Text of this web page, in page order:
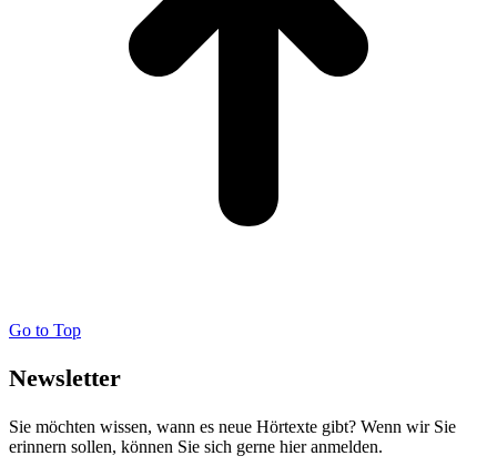
Go to Top
Newsletter
Sie möchten wissen, wann es neue Hörtexte gibt? Wenn wir Sie
erinnern sollen, können Sie sich gerne hier anmelden.